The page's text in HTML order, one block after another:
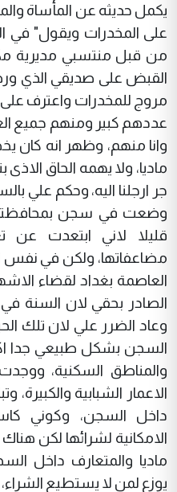
يكمل حديثه عن المأساة
من قبل منتسبي مديرية
القبض على صديقي الذي
مروج للمخدرات واعترف
عددهم كبير ومنهم جميع
وانا منهم، وظهر انه كان
ماديا، ولا يهمه الحاق الاذى
جر ارجلنا اليه، وحكم علي
وضعت في سجن
قليلا لاني ابتعدت عن
مضاعفاتها، ولكن في نفس
العاصمة بغداد لقضاء
وعاد الضرر علي لان تلك
السجن بشكل طبيعي جدا
والمناطق السكنية،
داخل السجن، وكوني
الامكانية لشرائها لكن
ماديا والمتعارف داخل
يوزع لمن لا يستطيع